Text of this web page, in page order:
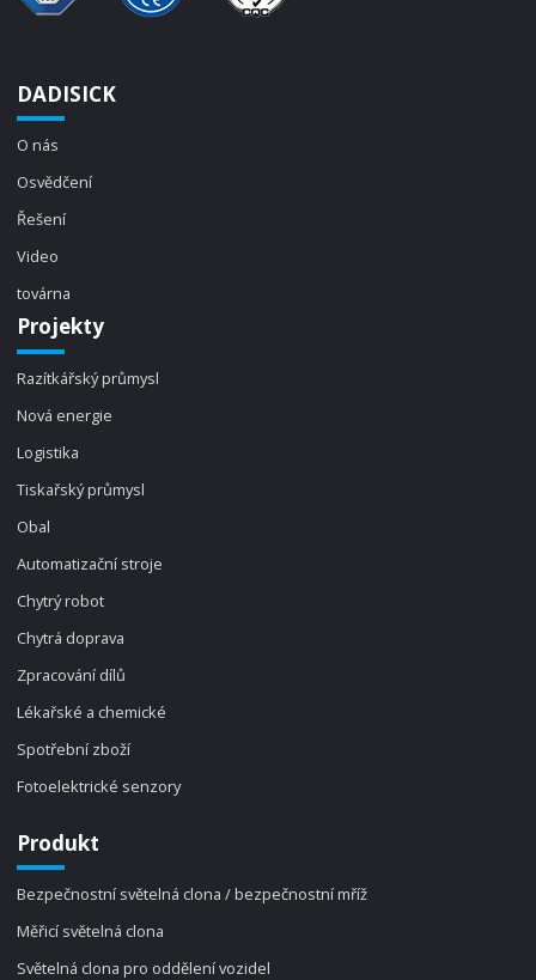
DADISICK
O nás
Osvědčení
Řešení
Video
továrna
Projekty
Razítkářský průmysl
Nová energie
Logistika
Tiskařský průmysl
Obal
Automatizační stroje
Chytrý robot
Chytrá doprava
Zpracování dílů
Lékařské a chemické
Spotřební zboží
Fotoelektrické senzory
Produkt
Bezpečnostní světelná clona / bezpečnostní mříž
Měřicí světelná clona
Světelná clona pro oddělení vozidel